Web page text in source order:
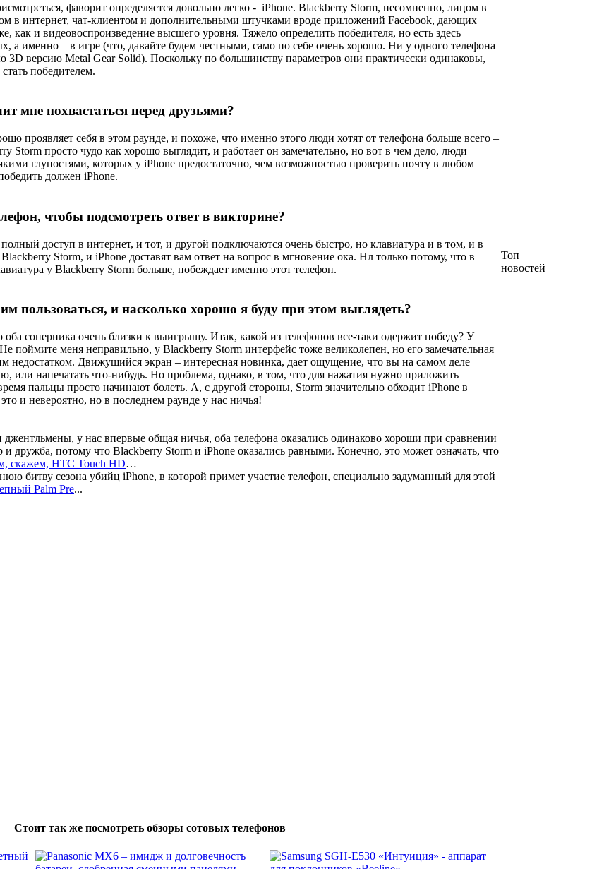
фаворит определяется довольно легко - iPhone. Blackberry Storm, несомненно, лицом в
в интернет, чат-клиентом и дополнительными штучками вроде приложений Facebook, дающих
и видеовоспроизведение высшего уровня. Тяжело определить победителя, но есть здесь
а именно – в игре (что, давайте будем честными, само по себе очень хорошо. Ни у одного телефона
3D версию Metal Gear Solid). Поскольку по большинству параметров они практически одинаковы,
победителем.
мне похвастаться перед друзьями?
проявляет себя в этом раунде, и похоже, что именно этого люди хотят от телефона больше всего –
Storm просто чудо как хорошо выглядит, и работает он замечательно, но вот в чем дело, люди
глупостями, которых у iPhone предостаточно, чем возможностью проверить почту в любом
должен iPhone.
чтобы подсмотреть ответ в викторине?
доступ в интернет, и тот, и другой подключаются очень быстро, но клавиатура и в том, и в
Storm, и iPhone доставят вам ответ на вопрос в мгновение ока. Нл только потому, что в
у Blackberry Storm больше, побеждает именно этот телефон.
пользоваться, и насколько хорошо я буду при этом выглядеть?
соперника очень близки к выигрышу. Итак, какой из телефонов все-таки одержит победу? У
поймите меня неправильно, у Blackberry Storm интерфейс тоже великолепен, но его замечательная
недостатком. Движущийся экран – интересная новинка, дает ощущение, что вы на самом деле
или напечатать что-нибудь. Но проблема, однако, в том, что для нажатия нужно приложить
пальцы просто начинают болеть. А, с другой стороны, Storm значительно обходит iPhone в
и невероятно, но в последнем раунде у нас ничья!
у нас впервые общая ничья, оба телефона оказались одинаково хороши при сравнении
дружба, потому что Blackberry Storm и iPhone оказались равными. Конечно, это может означать, что
скажем, HTC Touch HD…
битву сезона убийц iPhone, в которой примет участие телефон, специально задуманный для этой
Palm Pre...
Стоит так же посмотреть обзоры сотовых телефонов
Топ
новостей